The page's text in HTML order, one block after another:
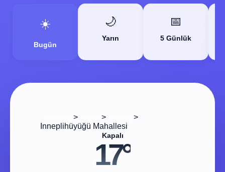
☀️
Bugün
🌙
Yarın
📅
5 Günlük
> >
>
Inneplihüyüğü Mahallesi
Kapalı
17°